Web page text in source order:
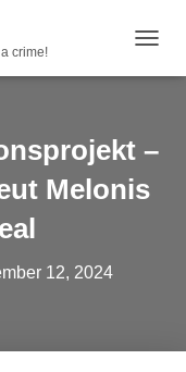
crime!
–
Melonis
12, 2024